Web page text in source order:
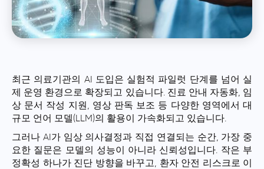
최근 의료기관의 AI 도입은 실험적 파일럿 단계를 넘어 실
제 운영 환경으로 확장되고 있습니다. 진료 안내 자동화, 임
상 문서 작성 지원, 영상 판독 보조 등 다양한 영역에서 대
규모 언어 모델(LLM)의 활용이 가속화되고 있습니다.
그러나 AI가 임상 의사결정과 직접 연결되는 순간, 가장 중
요한 질문은 모델의 성능이 아니라 신뢰성입니다. 작은 부
정확성 하나가 진단 방향을 바꾸고, 환자 안전 리스크로 이